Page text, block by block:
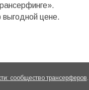
выгодной цене.
сообщество трансерферов